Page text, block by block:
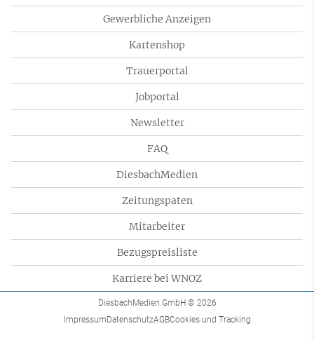
Gewerbliche Anzeigen
Kartenshop
Trauerportal
Jobportal
Newsletter
FAQ
DiesbachMedien
Zeitungspaten
Mitarbeiter
Bezugspreisliste
Karriere bei WNOZ
DiesbachMedien GmbH © 2026
ImpressumDatenschutzAGBCookies und Tracking